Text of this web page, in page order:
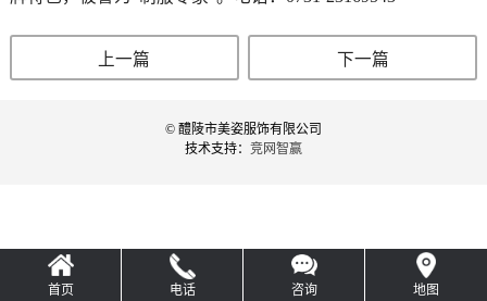
上一篇 下一篇
© 醴陵市美姿服饰有限公司
技术支持： 竞网智赢
首页 电话 咨询 地图